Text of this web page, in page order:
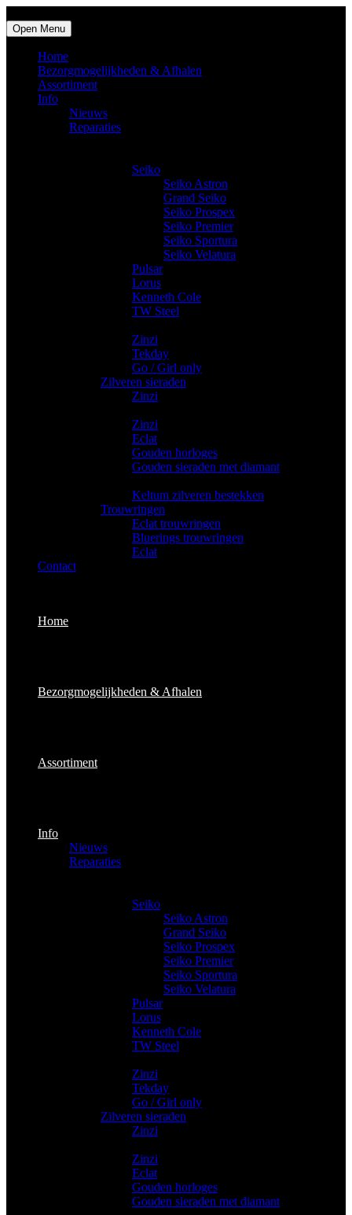
Open Menu
Home
Bezorgmogelijkheden & Afhalen
Assortiment
Info
Nieuws
Reparaties
Seiko
Seiko Astron
Grand Seiko
Seiko Prospex
Seiko Premier
Seiko Sportura
Seiko Velatura
Pulsar
Lorus
Kenneth Cole
TW Steel
Zinzi
Tekday
Go / Girl only
Zilveren sieraden
Zinzi
Zinzi
Eclat
Gouden horloges
Gouden sieraden met diamant
Keltum zilveren bestekken
Trouwringen
Eclat trouwringen
Bluerings trouwringen
Eclat
Contact
Home
Bezorgmogelijkheden & Afhalen
Assortiment
Info
Nieuws
Reparaties
Seiko
Seiko Astron
Grand Seiko
Seiko Prospex
Seiko Premier
Seiko Sportura
Seiko Velatura
Pulsar
Lorus
Kenneth Cole
TW Steel
Zinzi
Tekday
Go / Girl only
Zilveren sieraden
Zinzi
Zinzi
Eclat
Gouden horloges
Gouden sieraden met diamant